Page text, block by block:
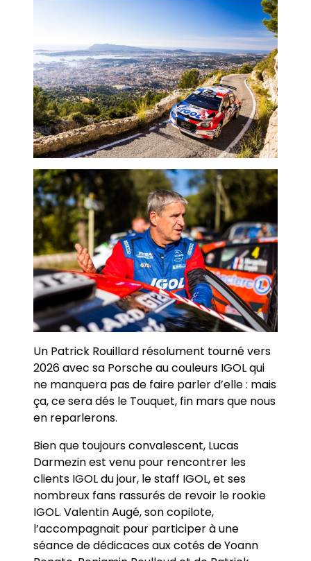
Un Patrick Rouillard résolument tourné vers
2026 avec sa Porsche au couleurs IGOL qui
ne manquera pas de faire parler d’elle : mais
ça, ce sera dés le Touquet, fin mars que nous
en reparlerons.
Bien que toujours convalescent, Lucas
Darmezin est venu pour rencontrer les
clients IGOL du jour, le staff IGOL, et ses
nombreux fans rassurés de revoir le rookie
IGOL. Valentin Augé, son copilote,
l’accompagnait pour participer à une
séance de dédicaces aux cotés de Yoann